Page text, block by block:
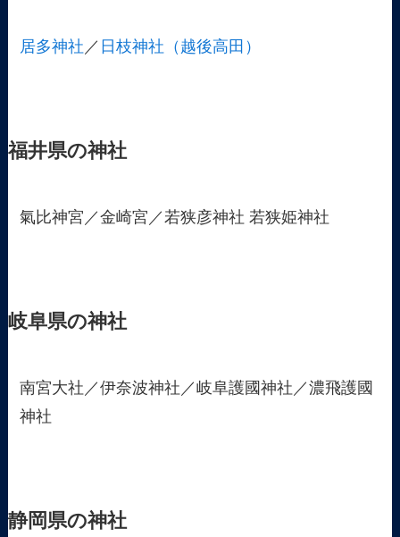
居多神社 ／ 日枝神社（越後高田）
福井県の神社
氣比神宮／金崎宮／若狭彦神社 若狭姫神社
岐阜県の神社
南宮大社／伊奈波神社／岐阜護國神社／濃飛護國
神社
静岡県の神社